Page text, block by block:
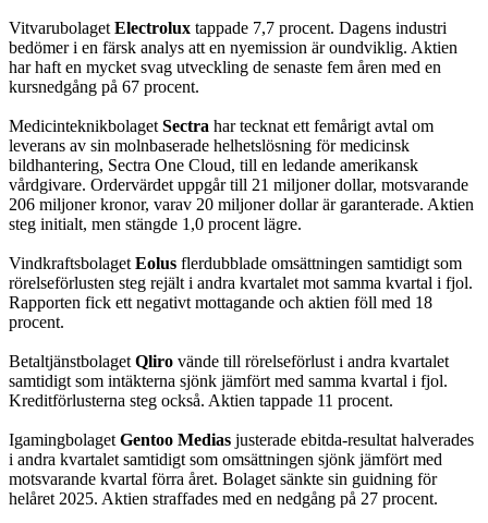
VitvarubolagetElectrolux tappade 7,7 procent. Dagens industri
bedömer i en färsk analys att en nyemission är oundviklig. Aktien
har haft en mycket svag utveckling de senaste fem åren med en
kursnedgång på 67 procent.
MedicinteknikbolagetSectra har tecknat ett femårigt avtal om
leverans av sin molnbaserade helhetslösning för medicinsk
bildhantering, Sectra One Cloud, till en ledande amerikansk
vårdgivare. Ordervärdet uppgår till 21 miljoner dollar, motsvarande
206 miljoner kronor, varav 20 miljoner dollar är garanterade. Aktien
steg initialt, men stängde 1,0 procent lägre.
VindkraftsbolagetEolus flerdubblade omsättningen samtidigt som
rörelseförlusten steg rejält i andra kvartalet mot samma kvartal i fjol.
Rapporten fick ett negativt mottagande och aktien föll med 18
procent.
BetaltjänstbolagetQliro vände till rörelseförlust i andra kvartalet
samtidigt som intäkterna sjönk jämfört med samma kvartal i fjol.
Kreditförlusterna steg också. Aktien tappade 11 procent.
IgamingbolagetGentoo Medias justerade ebitda-resultat halverades
i andra kvartalet samtidigt som omsättningen sjönk jämfört med
motsvarande kvartal förra året. Bolaget sänkte sin guidning för
helåret 2025. Aktien straffades med en nedgång på 27 procent.